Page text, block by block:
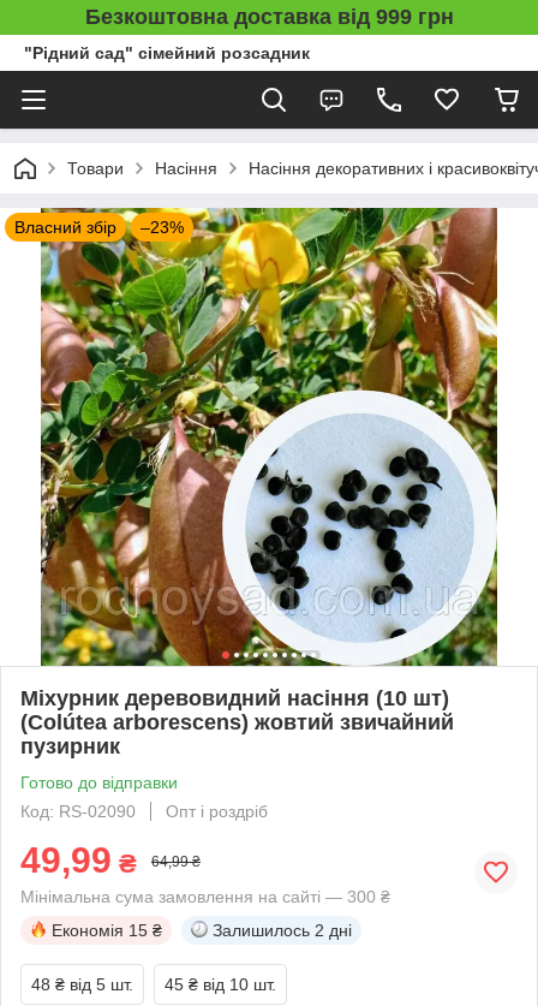
Безкоштовна доставка від 999 грн
"Рідний сад" сімейний розсадник
Товари Насіння Насіння декоративних і
Власний збір –23%
Міхурник деревовидний насіння (10 шт)
(Colútea arborescens) жовтий звичайний
пузирник
Готово до відправки
Код: RS-02090
Опт і роздріб
49,99 ₴ 64,99 ₴
Мінімальна сума замовлення на сайті — 300 ₴
Економія 15 ₴ Залишилось 2 дні
48 ₴ від 5 шт. 45 ₴ від 10 шт.